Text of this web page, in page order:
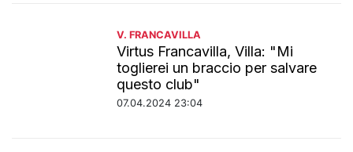
V. FRANCAVILLA
Virtus Francavilla, Villa: "Mi
toglierei un braccio per salvare
questo club"
07.04.2024 23:04